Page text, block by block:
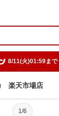
8/11(火)01:59まで
楽天市場店
1/6